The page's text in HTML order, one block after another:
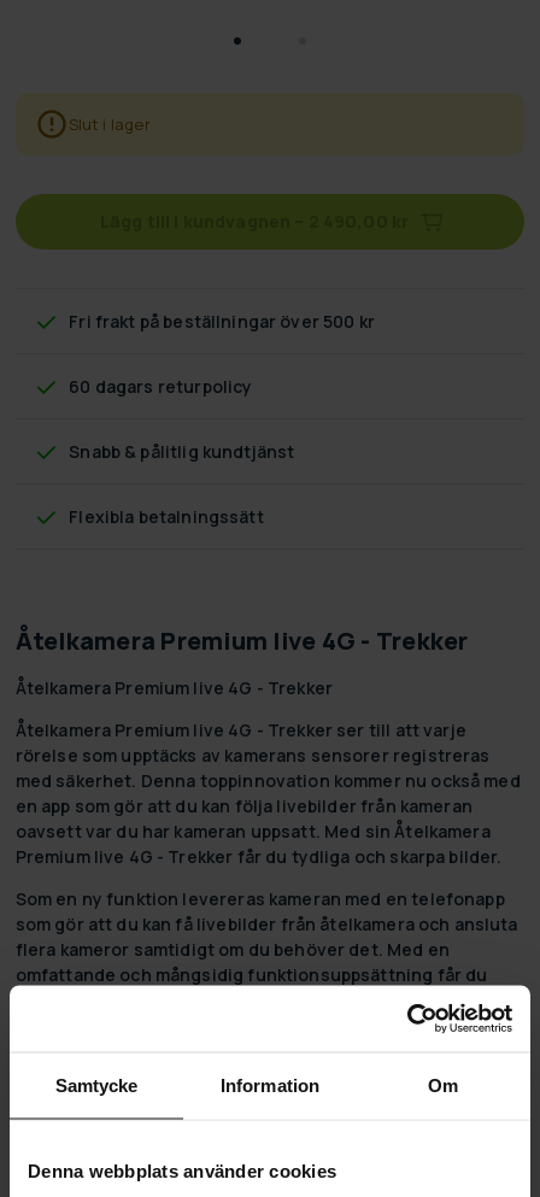
Samtycke Information Om
Denna webbplats använder cookies
Slut i lager
Fri frakt på beställningar över 500 kr
60 dagars returpolicy
Snabb & pålitlig kundtjänst
Flexibla betalningssätt
Åtelkamera Premium live 4G - Trekker
Åtelkamera Premium live 4G - Trekker
Åtelkamera Premium live 4G - Trekker ser till att varje
rörelse som upptäcks av kamerans sensorer registreras
med säkerhet. Denna toppinnovation kommer nu också med
en app som gör att du kan följa livebilder från kameran
oavsett var du har kameran uppsatt. Med sin Åtelkamera
Premium live 4G - Trekker får du tydliga och skarpa bilder.
Som en ny funktion levereras kameran med en telefonapp
som gör att du kan få livebilder från åtelkamera och ansluta
flera kameror samtidigt om du behöver det. Med en
omfattande och mångsidig funktionsuppsättning får du
alltid den bästa möjliga bilden av ditt motiv, oavsett
åtelkameror!
Fotografering: